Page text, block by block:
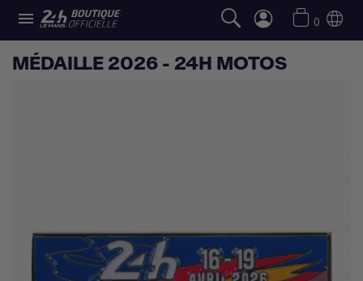
 0
MÉDAILLE 2026 - 24H MOTOS